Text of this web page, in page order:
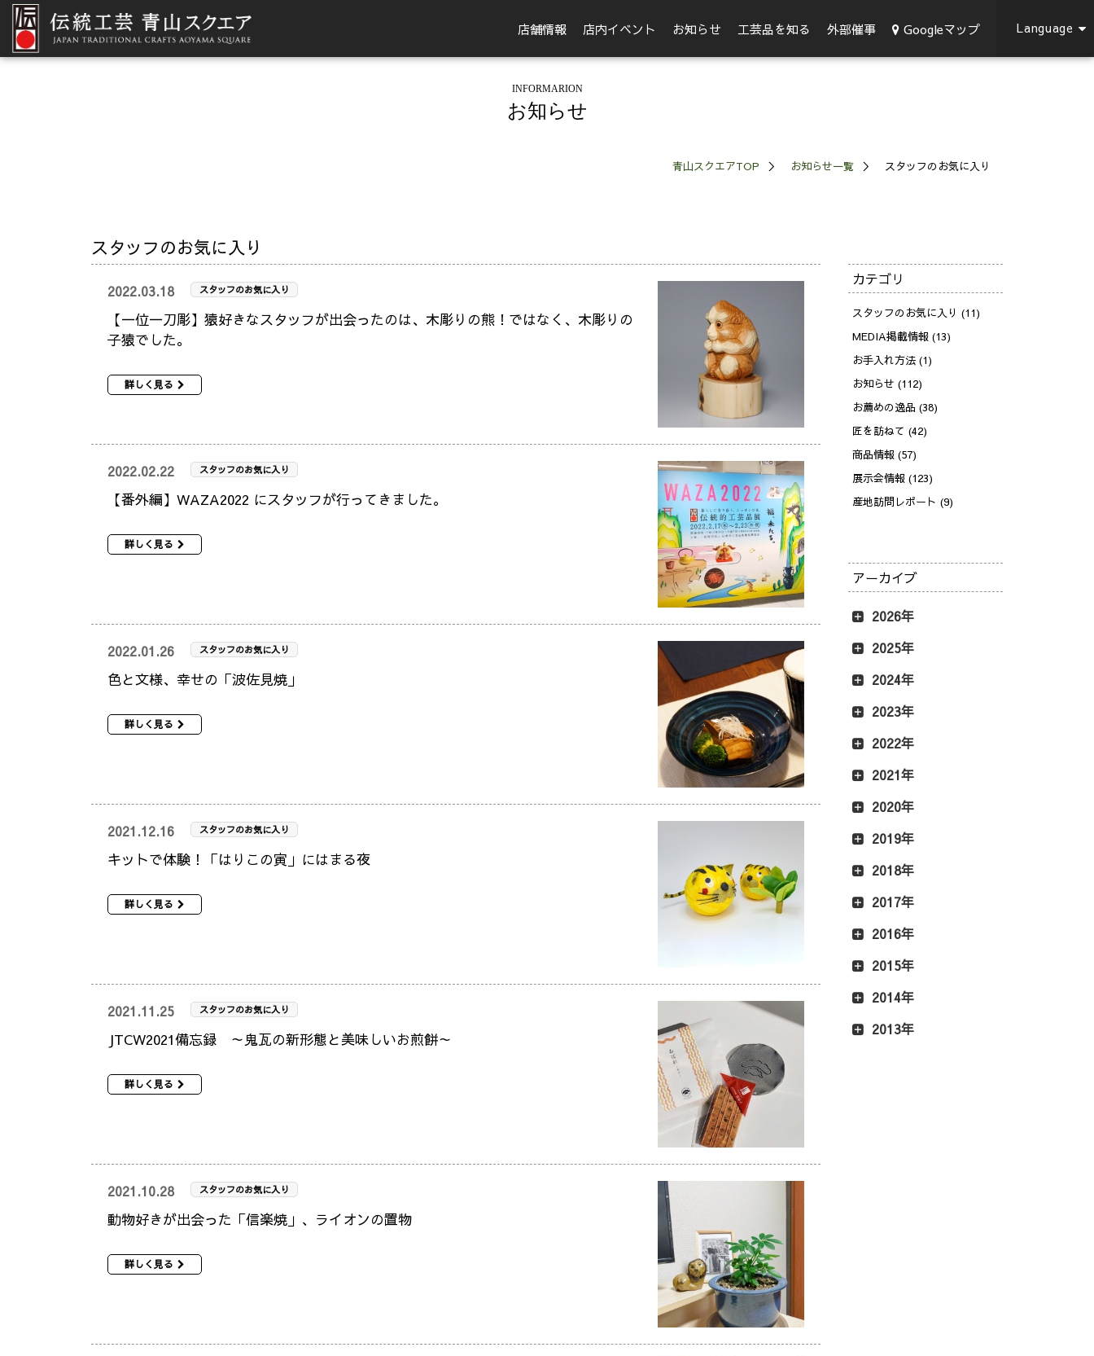
店舗情報 店内イベント お知らせ 工芸品を知る 外部催事 Googleマップ Language
INFORMARION
お知らせ
青山スクエアTOP お知らせ一覧 スタッフのお気に入り
スタッフのお気に入り
2022.03.18 スタッフのお気に入り
【一位一刀彫】猿好きなスタッフが出会ったのは、木彫りの熊！ではなく、木彫りの
子猿でした。
詳しく見る
2022.02.22 スタッフのお気に入り
【番外編】WAZA2022 にスタッフが行ってきました。
詳しく見る
2022.01.26 スタッフのお気に入り
色と文様、幸せの「波佐見焼」
詳しく見る
2021.12.16 スタッフのお気に入り
キットで体験！「はりこの寅」にはまる夜
詳しく見る
2021.11.25 スタッフのお気に入り
JTCW2021備忘録 ～鬼瓦の新形態と美味しいお煎餅～
詳しく見る
2021.10.28 スタッフのお気に入り
動物好きが出会った「信楽焼」、ライオンの置物
詳しく見る
カテゴリ
スタッフのお気に入り (11)
MEDIA掲載情報 (13)
お手入れ方法 (1)
お知らせ (112)
お薦めの逸品 (38)
匠を訪ねて (42)
商品情報 (57)
展示会情報 (123)
産地訪問レポート (9)
アーカイブ
2026年
2025年
2024年
2023年
2022年
2021年
2020年
2019年
2018年
2017年
2016年
2015年
2014年
2013年